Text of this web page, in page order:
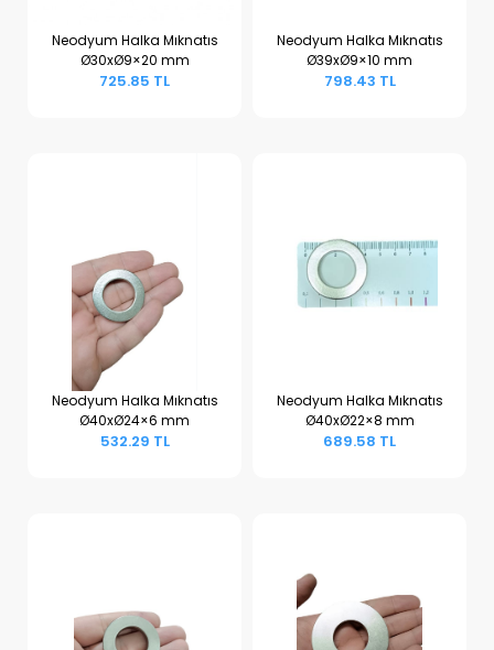
Sepete Ekle
Neodyum Halka Mıknatıs
Ø30xØ9×20 mm
725.85 TL
Sepete Ekle
Neodyum Halka Mıknatıs
Ø39xØ9×10 mm
798.43 TL
Sepete Ekle
Neodyum Halka Mıknatıs
Ø40xØ24×6 mm
532.29 TL
Sepete Ekle
Neodyum Halka Mıknatıs
Ø40xØ22×8 mm
689.58 TL